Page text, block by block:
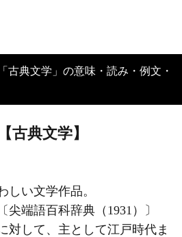
「古典文学」の意味・読み・例文・
古典文学】
しい文学作品。
尖端語百科辞典（1931）〕
対して、主として江戸時代ま